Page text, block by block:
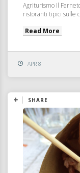
Agriturismo Il
ristoranti tipici sulle
Read More
APR 8
SHARE